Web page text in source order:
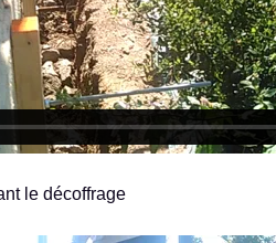
le décoffrage